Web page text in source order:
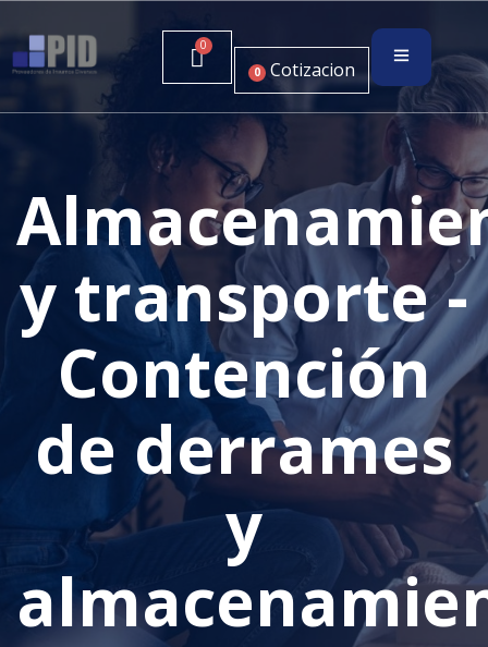
0 Cotizacion
y transporte -
Contención
de derrames
y